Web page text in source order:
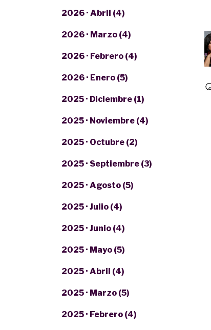
2026 · Abril (4)
2026 · Marzo (4)
2026 · Febrero (4)
2026 · Enero (5)
2025 · Diciembre (1)
2025 · Noviembre (4)
2025 · Octubre (2)
2025 · Septiembre (3)
2025 · Agosto (5)
2025 · Julio (4)
2025 · Junio (4)
2025 · Mayo (5)
2025 · Abril (4)
2025 · Marzo (5)
2025 · Febrero (4)